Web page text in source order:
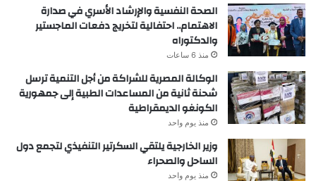
الصحة النفسية والإرشاد الأسري في صدارة
الاهتمام.. احتفالية لتخريج دفعات الماجستير
والدكتوراه
منذ 6 ساعات
الوكالة المصرية للشراكة من أجل التنمية ترسل
شحنة ثانية من المساعدات الطبية إلى جمهورية
الكونغو الديمقراطية
منذ يوم واحد
وزير الخارجية يلتقي السكرتير التنفيذي لتجمع دول
الساحل والصحراء
منذ يوم واحد